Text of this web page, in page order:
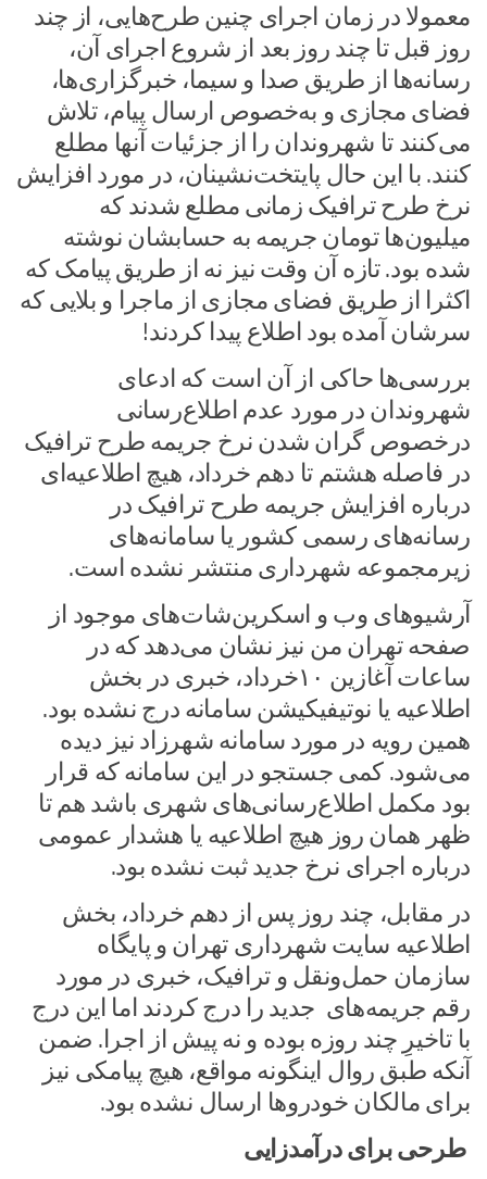
معمولا در زمان اجرای چنین طرح‌هایی، از چند
روز قبل تا چند روز بعد از شروع اجرای آن،
رسانه‌ها از طریق صدا و سیما، خبرگزاری‌ها،
فضای مجازی و به‌خصوص ارسال پیام، تلاش
می‌کنند تا شهروندان را از جزئیات آنها مطلع
کنند. با این حال پایتخت‌نشینان، در مورد افزایش
نرخ طرح ترافیک زمانی مطلع شدند که
میلیون‌ها تومان جریمه به حسابشان نوشته
شده بود. تازه آن وقت نیز نه از طریق پیامک که
اکثرا از طریق فضای مجازی از ماجرا و بلایی که
سرشان آمده بود اطلاع پیدا کردند!
بررسی‌ها حاکی از آن است که ادعای
شهروندان در مورد عدم اطلاع‌رسانی
درخصوص گران شدن نرخ جریمه طرح ترافیک
در فاصله هشتم تا دهم خرداد، هیچ اطلاعیه‌ای
درباره افزایش جریمه طرح ترافیک در
رسانه‌های رسمی کشور یا سامانه‌های
زیرمجموعه شهرداری منتشر نشده است.
آرشیوهای وب و اسکرین‌شات‌های موجود از
صفحه تهران من نیز نشان می‌دهد که در
ساعات آغازین ۱۰خرداد، خبری در بخش
اطلاعیه یا نوتیفیکیشن سامانه درج نشده بود.
همین رویه در مورد سامانه شهرزاد نیز دیده
می‌شود. کمی جستجو در این سامانه که قرار
بود مکمل اطلاع‌رسانی‌های شهری باشد هم تا
ظهر همان روز هیچ اطلاعیه یا هشدار عمومی
درباره اجرای نرخ جدید ثبت نشده بود.
در مقابل، چند روز پس از دهم خرداد، بخش
اطلاعیه سایت شهرداری تهران و پایگاه
سازمان حمل‌ونقل و ترافیک، خبری در مورد
رقم جریمه‌های جدید را درج کردند اما این درج
با تاخیرِ چند روزه بوده و نه پیش از اجرا. ضمن
آنکه طبق روال اینگونه مواقع، هیچ پیامکی نیز
برای مالکان خودروها ارسال نشده بود.
طرحی برای درآمدزایی